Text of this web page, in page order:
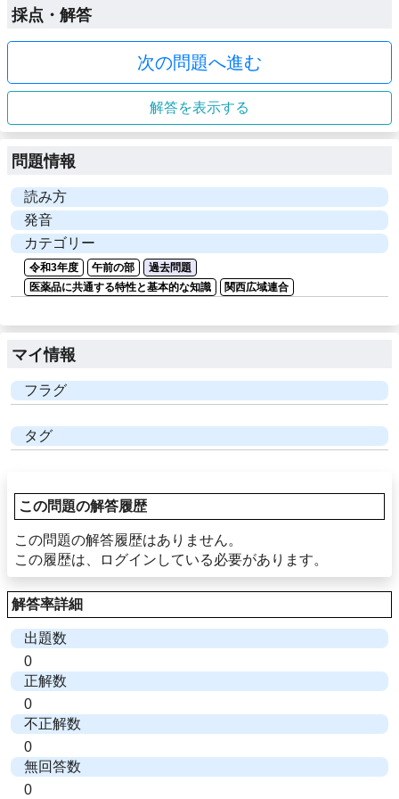
採点・解答
次の問題へ進む
解答を表示する
問題情報
読み方
発音
カテゴリー
令和3年度 午前の部
過去問題
医薬品に共通する特性と基本的な知識
関西広域連合
マイ情報
フラグ
タグ
この問題の解答履歴
この問題の解答履歴はありません。
この履歴は、ログインしている必要があります。
解答率詳細
出題数
0
正解数
0
不正解数
0
無回答数
0